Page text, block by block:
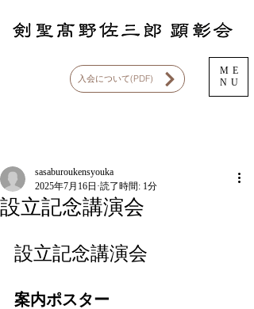
ME
NU
入会について(PDF)
設立記念講演会
sasaburoukensyouka
2025年7月16日 読了時間: 1分
設立記念講演会
案内ポスター